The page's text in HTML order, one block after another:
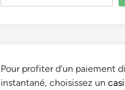
Pour profiter d’un paiement
instantané, choisissez un